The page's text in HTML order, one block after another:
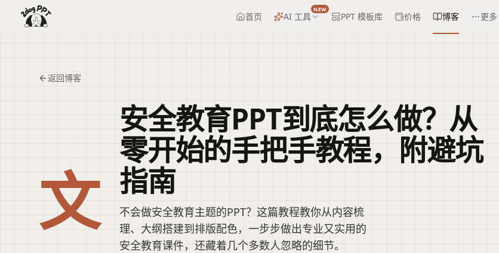
首页 AI 工具
NEW
PPT 模板库 价格 博客 更多
返回博客
文
安全教育PPT到底怎么做？从
零开始的手把手教程，附避坑
指南
不会做安全教育主题的PPT？这篇教程教你从内容梳
理、大纲搭建到排版配色，一步步做出专业又实用的
安全教育课件，还藏着几个多数人忽略的细节。